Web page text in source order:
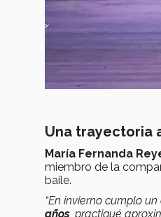
Una trayectoria
María Fernanda
miembro de la
baile.
“En invierno cumplo
años, practiqué